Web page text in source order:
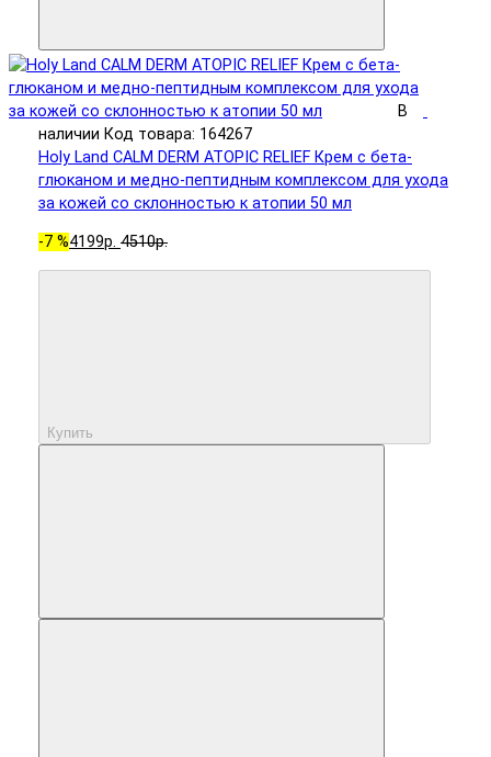
В
наличии Код товара: 164267
Holy Land CALM DERM ATOPIC RELIEF Крем с бета-
глюканом и медно-пептидным комплексом для ухода
за кожей со склонностью к атопии 50 мл
-7 %4199р. 4510р.
Купить